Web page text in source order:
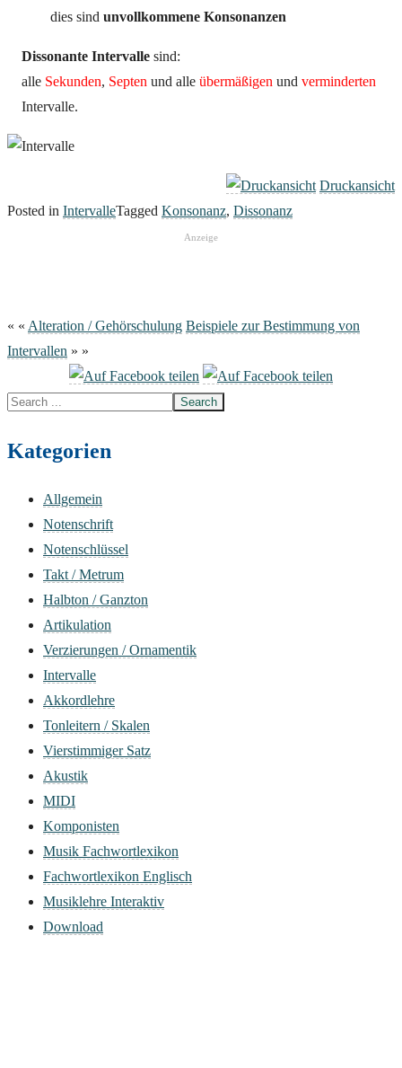
dies sind unvollkommene Konsonanzen
Dissonante Intervalle sind:
alle Sekunden, Septen und alle übermäßigen und verminderten
Intervalle.
Druckansicht
Posted in IntervalleTagged Konsonanz, Dissonanz
Anzeige
« « Alteration / Gehörschulung Beispiele zur Bestimmung von
Intervallen » »
Search
Kategorien
Allgemein
Notenschrift
Notenschlüssel
Takt / Metrum
Halbton / Ganzton
Artikulation
Verzierungen / Ornamentik
Intervalle
Akkordlehre
Tonleitern / Skalen
Vierstimmiger Satz
Akustik
MIDI
Komponisten
Musik Fachwortlexikon
Fachwortlexikon Englisch
Musiklehre Interaktiv
Download